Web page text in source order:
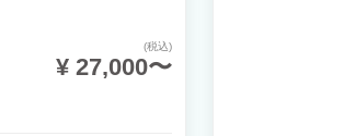
(税込)
¥ 27,000〜